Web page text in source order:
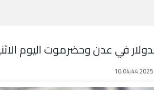
في عدن وحضرموت اليوم الاثنين 12 - 5 -